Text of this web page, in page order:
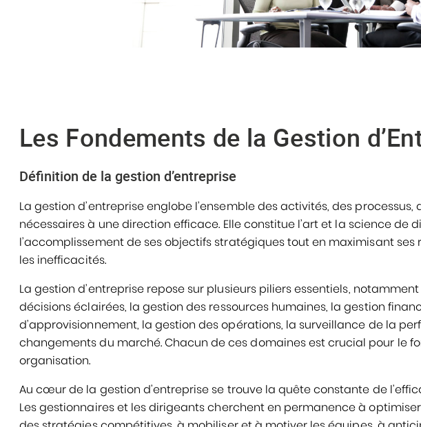
Les Fondements de la Gestion
Définition de la gestion d’entreprise
La gestion d’entreprise englobe l’ensemble des activités, des
nécessaires à une direction efficace. Elle constitue l’art et la science de
l’accomplissement de ses objectifs stratégiques tout en maximisant
les inefficacités.
La gestion d’entreprise repose sur plusieurs piliers essentiels,
décisions éclairées, la gestion des ressources humaines, la gestion
d’approvisionnement, la gestion des opérations, la surveillance de la
changements du marché. Chacun de ces domaines est crucial pour le
organisation.
Au cœur de la gestion d’entreprise se trouve la quête constante de
Les gestionnaires et les dirigeants cherchent en permanence à